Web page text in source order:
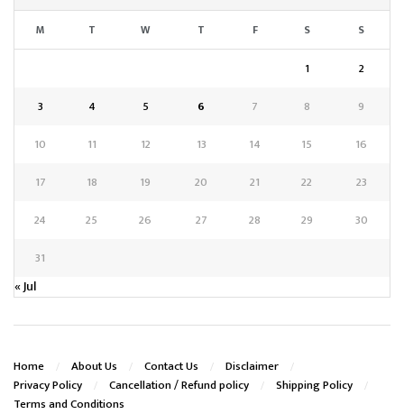
M T W T F S S
1
2
3
4 5 6 7 8
9
10
11 12 13 14 15
16
17
18 19 20 21 22
23
24
25 26 27 28 29
30
31
« Jul
Home About Us Contact Us
Disclaimer
Privacy Policy
Cancellation / Refund policy
Shipping Policy
Terms and Conditions